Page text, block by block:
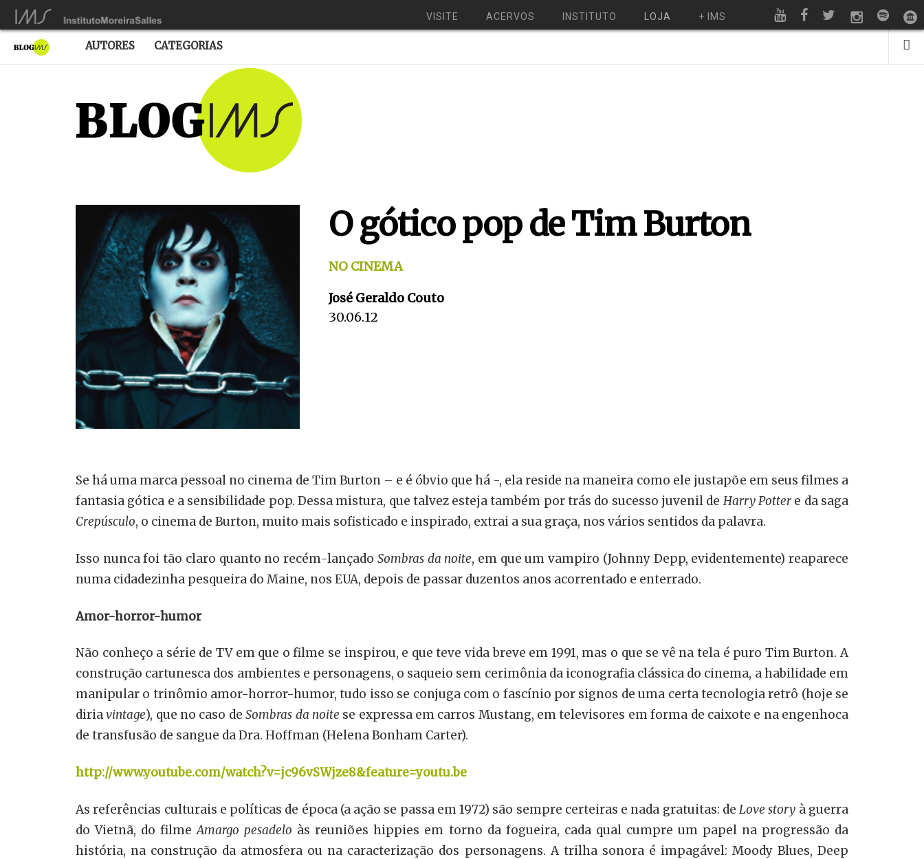
VISITE ACERVOS INSTITUTO LOJA + IMS
AUTORES CATEGORIAS
O gótico pop de Tim Burton
NO CINEMA
José Geraldo Couto
30.06.12
Se há uma marca pessoal no cinema de Tim Burton – e é óbvio que há -, ela reside na maneira como ele justapõe em seus filmes a
fantasia gótica e a sensibilidade pop. Dessa mistura, que talvez esteja também por trás do sucesso juvenil de Harry Potter e da saga
Crepúsculo, o cinema de Burton, muito mais sofisticado e inspirado, extrai a sua graça, nos vários sentidos da palavra.
Isso nunca foi tão claro quanto no recém-lançado Sombras da noite, em que um vampiro (Johnny Depp, evidentemente) reaparece
numa cidadezinha pesqueira do Maine, nos EUA, depois de passar duzentos anos acorrentado e enterrado.
Amor-horror-humor
Não conheço a série de TV em que o filme se inspirou, e que teve vida breve em 1991, mas o que se vê na tela é puro Tim Burton. A
construção cartunesca dos ambientes e personagens, o saqueio sem cerimônia da iconografia clássica do cinema, a habilidade em
manipular o trinômio amor-horror-humor, tudo isso se conjuga com o fascínio por signos de uma certa tecnologia retrô (hoje se
diriavintage), que no caso deSombras da noite se expressa em carros Mustang, em televisores em forma de caixote e na engenhoca
de transfusão de sangue da Dra. Hoffman (Helena Bonham Carter).
http://www.youtube.com/watch?v=jc96vSWjze8&feature=youtu.be
As referências culturais e políticas de época (a ação se passa em 1972) são sempre certeiras e nada gratuitas: deLove story à guerra
do Vietnã, do filmeAmargo pesadelo às reuniões hippies em torno da fogueira, cada qual cumpre um papel na progressão da
história, na construção da atmosfera ou na caracterização dos personagens. A trilha sonora é impagável: Moody Blues, Deep